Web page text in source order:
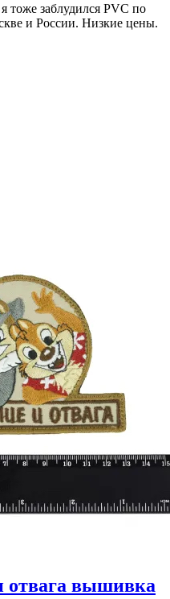
тоже заблудился PVC по
и России. Низкие цены.
отвага вышивка